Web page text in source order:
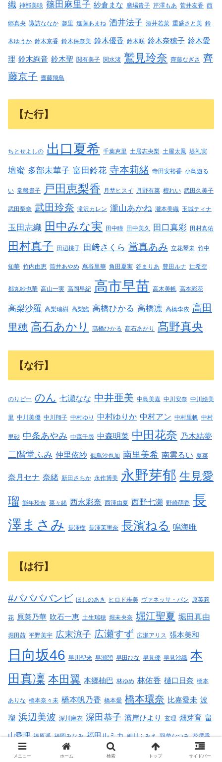
織 神部美咲 篠田麻里子 紗倉まな 膳場貴子 芹澤もあ 菅井友香 西
郷真央 諏訪ななか 趣里 進藤あまね 酒井法子 酒井若菜 重盛さと美 鈴
木ゆうか 鈴木京香 鈴木保奈美 鈴木優香 鈴木咲 鈴木奈穂子 鈴木愛
理 鈴木絢音 鈴木聖 関有美子 関水渚 鷲見玲奈 齊藤なぎさ 齊
藤京子 齋藤飛鳥
【た行】
ちとせよしの 出口夏希 千葉恵里 土居志央梨 土屋太鳳 堤礼実
壇蜜 多部未華子 富田鈴花 寺本莉緒 寺田安裕香 小鳥遊る
い 常盤貴子 戸田恵梨香 月埜ヒスイ 月野有菜 檀れい 武田久美子
武田梨奈 武田玲奈 滝沢カレン 瀧山あかね 瀧本美織 玉城ティナ
玉田志織 田中みな実 田中瞳 田中美久 田口真彩 田村真佑
田村真子 田辺桃子 田﨑さくら 當真あみ 立花琴未 竹中
知華 竹内由恵 筒井あやめ 蔦谷里華 角田夏実 谷まりあ 豊田ルナ 辻希空
都丸紗也華 高山一実 高岡早紀 高市早苗 高木美帆 高本彩花
高梨沙羅 高梨瑞樹 高梨臨 高橋ひかる 高橋凛 高橋李依 高田
里穂 高石あかり 髙橋ひかる 髙石あかり 髙野真央
【な行】
のりピー のん 七瀬なな 中井亜美 中島美嘉 中川安奈 中川絵美
里 中川美優 中川翔子 中村ゆり 中村ゆりか 中村アン 中村里帆 中村
里砂 中条あやみ 中森千尋 中森明菜 中田花奈 乃木結夢
二階堂ふみ 仲里依紗 似鳥沙也加 南里美希 南雲るい 夏菜
奈月セナ 奈緒 新田さちか 永作博美 永野芽郁 生見愛
瑠 能年玲奈 菜々緒 西永彩奈 西澤由夏 西野七瀬 野崎萌香 長
澤まさみ 長澤樹 長澤茉里奈 長濱ねる 鳴海唯
【は行】
#ババババンビ ほしのあき ヒロド歩美 ヴァネッサ・パン 原英莉
花 原菜乃華 吹石一恵 土生瑞穂 堀未央奈 堀江聖夏 堀田真由
堀田茜 平野美宇 広末涼子 広瀬すず 広瀬アリス 張本美和
日向坂46 早川聖来 早瀬憩 早田ひな 早見優 早見沙織 本
田真凜 本田翼 本郷柚巴 林ゆめ 林佑香 樋口日奈 橋本
ありな 橋本奈々未 橋本帆乃香 橋本愛 橋本環奈 比嘉愛未 波
瑠 浜辺美波 深川麻衣 深田恭子 濱岸ひより 玄理 畑芽育 畠
山愛理 福原遥 福岡みなみ 福田ルミカ 細川ふみえ 羽柴なつみ 花澤香
華村あすか 萩原みのり 葉月つばさ 藤あや子 藤井すみれ
メニュー ホーム 検索 トップ サイドバー